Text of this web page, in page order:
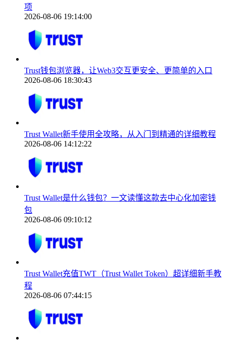
项
2026-08-06 19:14:00
Trust钱包浏览器，让Web3交互更安全、更简单的入口
2026-08-06 18:30:43
Trust Wallet新手使用全攻略，从入门到精通的详细教程
2026-08-06 14:12:22
Trust Wallet是什么钱包？一文读懂这款去中心化加密钱
包
2026-08-06 09:10:12
Trust Wallet充值TWT（Trust Wallet Token）超详细新手教
程
2026-08-06 07:44:15